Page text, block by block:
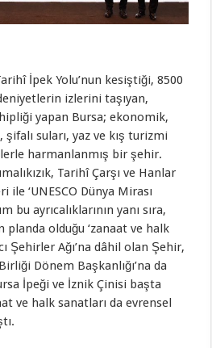
İpek Yolu’nun kesiştiği, 8500
izlerini taşıyan,
yapan Bursa; ekonomik,
suları, yaz ve kış turizmi
harmanlanmış bir şehir.
Tarihî Çarşı ve Hanlar
‘UNESCO Dünya Mirası
bu ayrıcalıklarının yanı sıra,
olduğu ‘zanaat ve halk
Şehirler Ağı’na dâhil olan Şehir,
Dönem Başkanlığı’na da
İpeği ve İznik Çinisi başta
ve halk sanatları da evrensel